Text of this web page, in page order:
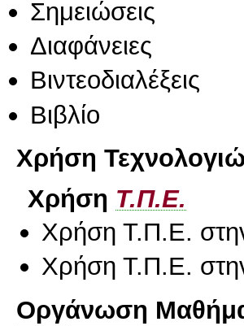
Σημειώσεις
Διαφάνειες
Βιντεοδιαλέξεις
Βιβλίο
Χρήση
Χρήση Τ.Π.Ε.
Χρήση Τ.Π.Ε. στην
Χρήση Τ.Π.Ε.
Οργάνωση